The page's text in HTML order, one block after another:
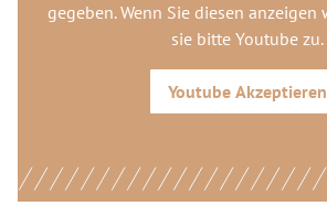
gegeben. Wenn Sie diesen
sie bitte Youtube zu.
Youtube Akzeptieren